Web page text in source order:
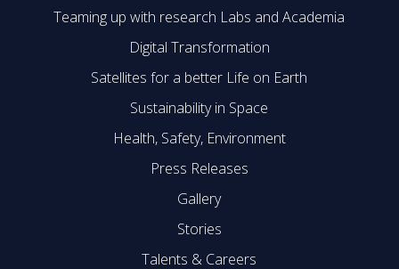
Teaming up with research Labs and Academia
Digital Transformation
Satellites for a better Life on Earth
Sustainability in Space
Health, Safety, Environment
Press Releases
Gallery
Stories
Talents & Careers